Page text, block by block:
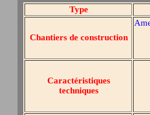
Type
Chantiers de construction
Caractéristiques
techniques